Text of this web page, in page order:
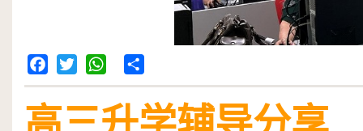
Facebook
TwitterWhatsApp
Share